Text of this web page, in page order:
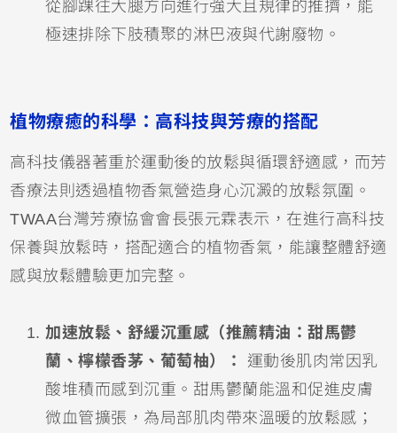
從腳踝往大腿方向進行強大且規律的推擠，能
極速排除下肢積聚的淋巴液與代謝廢物。
植物療癒的科學：高科技與芳療的搭配
高科技儀器著重於運動後的放鬆與循環舒適感，而芳
香療法則透過植物香氣營造身心沉澱的放鬆氛圍。
TWAA台灣芳療協會會長張元霖表示，在進行高科技
保養與放鬆時，搭配適合的植物香氣，能讓整體舒適
感與放鬆體驗更加完整。
加速放鬆、舒緩沉重感（推薦精油：甜馬鬱
蘭、檸檬香茅、葡萄柚）： 運動後肌肉常因乳
酸堆積而感到沉重。甜馬鬱蘭能溫和促進皮膚
微血管擴張，為局部肌肉帶來溫暖的放鬆感；